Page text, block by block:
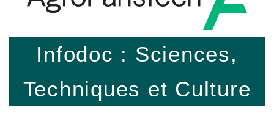
Infodoc : Sciences,
Techniques et Culture